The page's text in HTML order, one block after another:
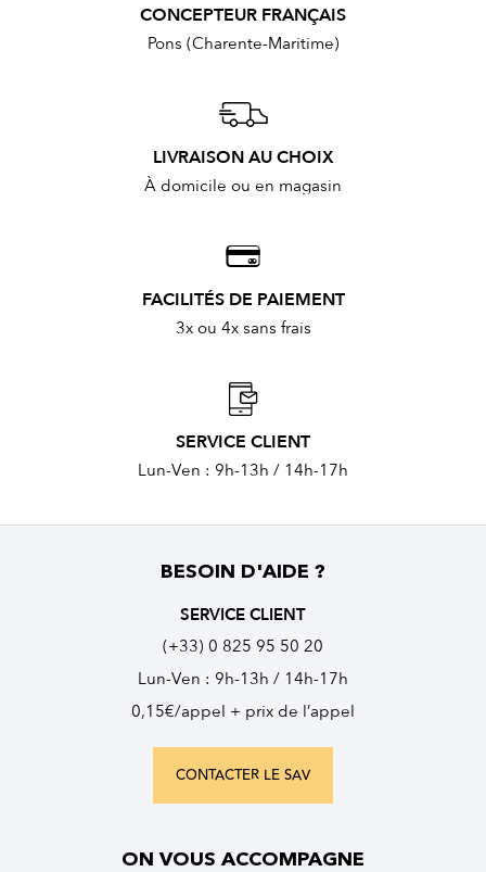
CONCEPTEUR FRANÇAIS
Pons (Charente-Maritime)
LIVRAISON AU CHOIX
À domicile ou en magasin
FACILITÉS DE PAIEMENT
3x ou 4x sans frais
SERVICE CLIENT
Lun-Ven : 9h-13h / 14h-17h
BESOIN D'AIDE ?
SERVICE CLIENT
(+33) 0 825 95 50 20
Lun-Ven : 9h-13h / 14h-17h
0,15€/appel + prix de l’appel
CONTACTER LE SAV
ON VOUS ACCOMPAGNE